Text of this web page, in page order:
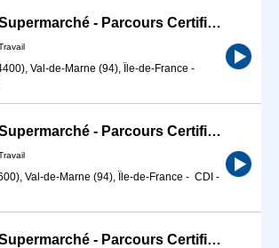
Directeur de Supermarché - Parcours Certifiant (H/F)
Val-de-Marne (94), Île-de-France -
Directeur de Supermarché - Parcours Certifiant (H/F)
Val-de-Marne (94), Île-de-France - CDI -
Directeur de Supermarché - Parcours Certifiant (H/F)